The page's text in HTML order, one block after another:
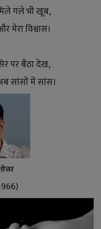
गले भी खूब,
विश्वास।
पर बैठा देख,
सांसों में सांस।